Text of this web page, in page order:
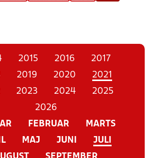
RESULTATER, KLUBBER OG
2015 2016
2017
2019 2020
2021
2023 2024
2025
2026
FEBRUAR
MARTS
MAJ JUNI
JULI